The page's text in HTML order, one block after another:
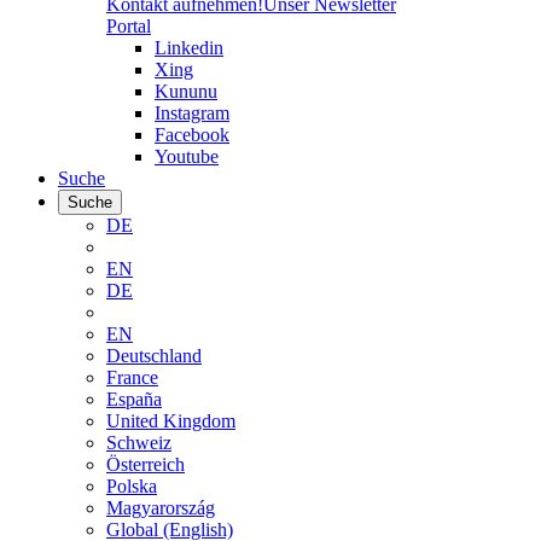
Kontakt aufnehmen!Unser Newsletter
Portal
Linkedin
Xing
Kununu
Instagram
Facebook
Youtube
Suche
Suche
DE
EN
DE
EN
Deutschland
France
España
United Kingdom
Schweiz
Österreich
Polska
Magyarország
Global (English)